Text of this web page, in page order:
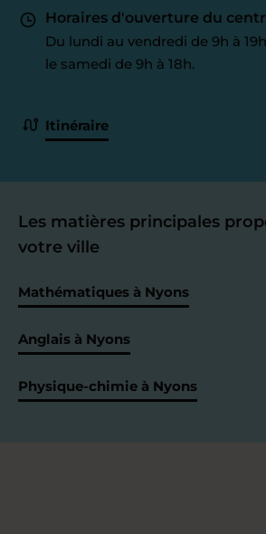
Horaires d'ouverture du
Du lundi au vendredi de 9h à 19h
le samedi de 9h à 18h.
Itinéraire
Les matières principales
votre ville
Mathématiques à Nyons
Anglais à Nyons
Physique-chimie à Nyons